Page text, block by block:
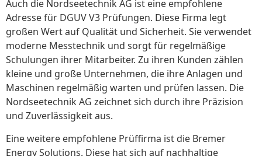
Auch die Nordseetechnik AG ist eine empfohlene
Adresse für DGUV V3 Prüfungen. Diese Firma legt
großen Wert auf Qualität und Sicherheit. Sie verwendet
moderne Messtechnik und sorgt für regelmäßige
Schulungen ihrer Mitarbeiter. Zu ihren Kunden zählen
kleine und große Unternehmen, die ihre Anlagen und
Maschinen regelmäßig warten und prüfen lassen. Die
Nordseetechnik AG zeichnet sich durch ihre Präzision
und Zuverlässigkeit aus.
Eine weitere empfohlene Prüffirma ist die Bremer
Energy Solutions. Diese hat sich auf nachhaltige